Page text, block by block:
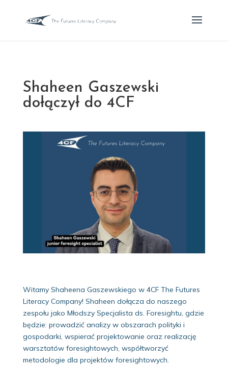
Shaheen Gaszewski
dołączył do 4CF
Witamy Shaheena Gaszewskiego w 4CF The Futures
Literacy Company! Shaheen dołącza do naszego
zespołu jako Młodszy Specjalista ds. Foresightu, gdzie
będzie: prowadzić analizy w obszarach polityki i
gospodarki, wspierać projektowanie oraz realizację
warsztatów foresightowych, współtworzyć
metodologie dla projektów foresightowych.